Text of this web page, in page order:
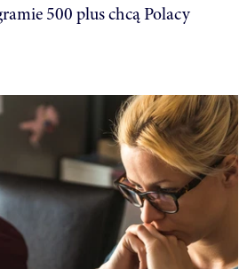
500 plus chcą Polacy